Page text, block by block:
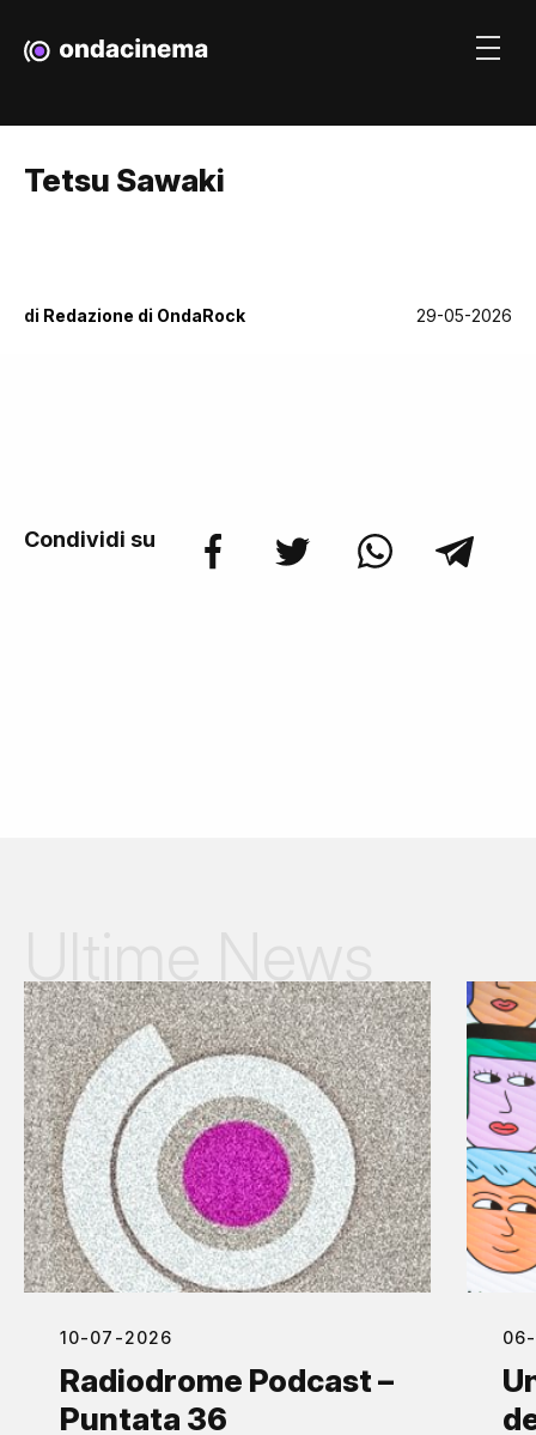
Tetsu Sawaki
di Redazione di OndaRock 29-05-2026
Condividi su
10-07-2026
Radiodrome Podcast –
Puntata 36